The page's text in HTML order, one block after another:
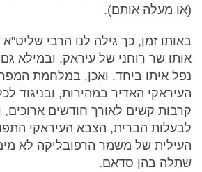
(או מעלה אותם).
באותו זמן, כך גילה לנו הרבי
אותו שר רוחני של עיראק, ובמילא
נפל איתו ביחד. ואכן, במלחמת
העיראקי האדיר במהירות, ובניגוד
קרבות קשים לאורך חודשים ארוכים,
לבעלות הברית, הצבא העיראקי
העילית של משמר הרפובליקה לא
שתלה בהן סדאם.